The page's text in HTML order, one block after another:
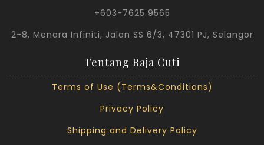
+603-7625 9565
2-8, Menara Infiniti, Jalan SS 6/3, 47301 PJ, Selangor
Tentang Raja Cuti
Terms of Use (Terms&Conditions)
Privacy Policy
Shipping and Delivery Policy